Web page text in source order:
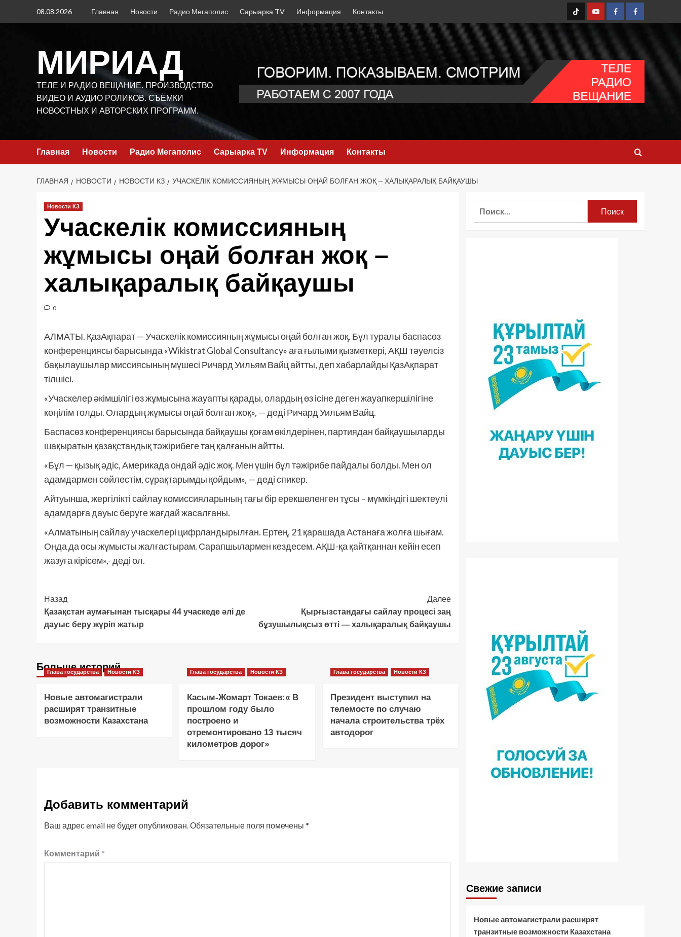
08.08.2026 Главная Новости Радио Мегаполис Сарыарка TV Информация Контакты
TT YoutubeFB1 FB2
МИРИАД
ТЕЛЕ И РАДИО ВЕЩАНИЕ. ПРОИЗВОДСТВО
ВИДЕО И АУДИО РОЛИКОВ. СЪЁМКИ
НОВОСТНЫХ И АВТОРСКИХ ПРОГРАММ.
Главная Новости Радио Мегаполис Сарыарка TV Информация Контакты
ГЛАВНАЯ НОВОСТИ НОВОСТИ КЗ УЧАСКЕЛІК КОМИССИЯНЫҢ ЖҰМЫСЫ ОҢАЙ БОЛҒАН ЖОҚ – ХАЛЫҚАРАЛЫҚ БАЙҚАУШЫ
Новости КЗ
Учаскелік комиссияның
жұмысы оңай болған жоқ –
халықаралық байқаушы
0
АЛМАТЫ. ҚазАқпарат — Учаскелік комиссияның жұмысы оңай болған жоқ. Бұл туралы баспасөз
конференциясы барысында «Wikistrat Global Consultancy» аға ғылыми қызметкері, АҚШ тәуелсіз
бақылаушылар миссиясының мүшесі Ричард Уильям Вайц айтты, деп хабарлайды ҚазАқпарат
тілшісі.
«Учаскелер әкімшілігі өз жұмысына жауапты қарады, олардың өз ісіне деген жауапкершілігіне
көңілім толды. Олардың жұмысы оңай болған жоқ», — деді Ричард Уильям Вайц.
Баспасөз конференциясы барысында байқаушы қоғам өкілдерінен, партиядан байқаушыларды
шақыратын қазақстандық тәжірибеге таң қалғанын айтты.
«Бұл — қызық әдіс, Америкада ондай әдіс жоқ. Мен үшін бұл тәжірибе пайдалы болды. Мен ол
адамдармен сөйлестім, сұрақтарымды қойдым», — деді спикер.
Айтуынша, жергілікті сайлау комиссияларының тағы бір ерекшеленген тұсы – мүмкіндігі шектеулі
адамдарға дауыс беруге жағдай жасалғаны.
«Алматының сайлау учаскелері цифрландырылған. Ертең, 21 қарашада Астанаға жолға шығам.
Онда да осы жұмысты жалғастырам. Сарапшылармен кездесем. АҚШ-қа қайтқаннан кейін есеп
жазуға кірісем»,- деді ол.
Post
Navigation
Назад
Қазақстан аумағынан тысқары 44 учаскеде әлі де
дауыс беру жүріп жатыр
Далее
Қырғызстандағы сайлау процесі заң
бұзушылықсыз өтті — халықаралық байқаушы
Больше историй
Глава государства Новости КЗ
Новые автомагистрали
расширят транзитные
возможности Казахстана
Глава государства Новости КЗ
Касым-Жомарт Токаев:« В
прошлом году было
построено и
отремонтировано 13 тысяч
километров дорог»
Глава государства Новости КЗ
Президент выступил на
телемосте по случаю
начала строительства трёх
автодорог
Добавить комментарий
Ваш адрес email не будет опубликован.Обязательные поля помечены *
Комментарий *
Свежие записи
Новые автомагистрали расширят
транзитные возможности Казахстана